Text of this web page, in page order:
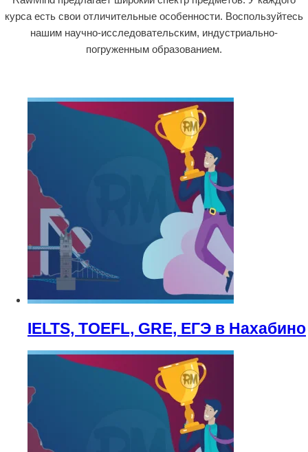
курса есть свои отличительные особенности. Воспользуйтесь
нашим научно-исследовательским, индустриально-
погруженным образованием.
IELTS, TOEFL, GRE, ЕГЭ в Нахабино